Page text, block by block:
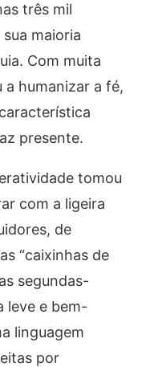
três mil
sua maioria
Com muita
a humanizar a fé,
presente.
tomou
com a ligeira
de
“caixinhas de
segundas-
leve e bem-
linguagem
por